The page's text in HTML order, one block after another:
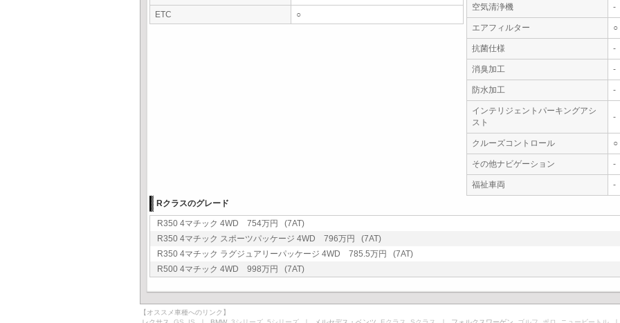
ETC ○
空気清浄機 -
エアフィルター ○
抗菌仕様 -
消臭加工 -
防水加工 -
インテリジェントパーキングアシ
スト
-
クルーズコントロール ○
その他ナビゲーション -
福祉車両
-
Rクラスのグレード
R350 4マチック 4WD 754万円 (7AT)
R350 4マチック スポーツパッケージ 4WD 796万円 (7AT)
R350 4マチック ラグジュアリーパッケージ 4WD 785.5万円 (7AT)
R500 4マチック 4WD 998万円 (7AT)
【オススメ車種へのリンク】